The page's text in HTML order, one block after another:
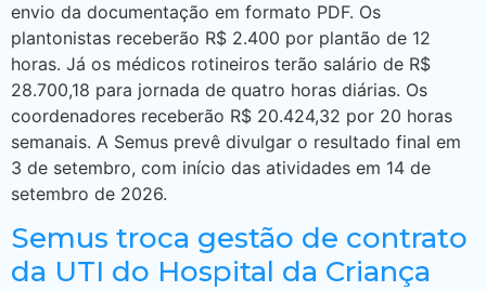
envio da documentação em formato PDF. Os
plantonistas receberão R$ 2.400 por plantão de 12
horas. Já os médicos rotineiros terão salário de R$
28.700,18 para jornada de quatro horas diárias. Os
coordenadores receberão R$ 20.424,32 por 20 horas
semanais. A Semus prevê divulgar o resultado final em
3 de setembro, com início das atividades em 14 de
setembro de 2026.
Semus troca gestão de contrato
da UTI do Hospital da Criança